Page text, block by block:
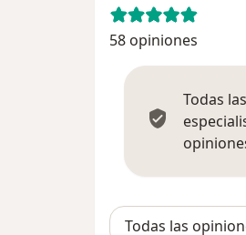
58 opiniones
Todas